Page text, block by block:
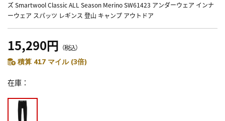
ズ Smartwool Classic ALL Season Merino SW61423 アンダーウェア インナ
ーウェア スパッツ レギンス 登山 キャンプ アウトドア
15,290円 （税込）
積算 417 マイル (3倍)
在庫